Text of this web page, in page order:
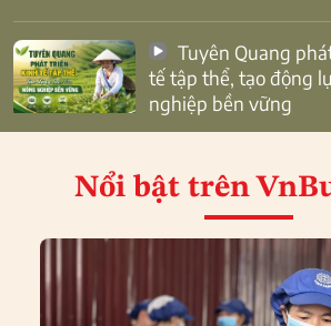
tế tập thể, tạo động
nghiệp bền vững
Nổi bật trên